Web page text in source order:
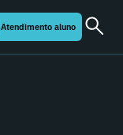
Atendimento aluno